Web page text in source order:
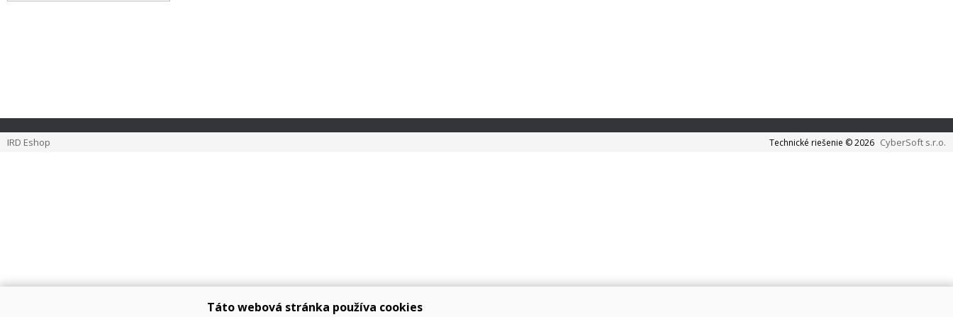
IRD Eshop Technické riešenie © 2026 CyberSoft s.r.o.
Táto webová stránka používa cookies